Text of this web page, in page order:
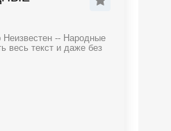
Неизвестен -- Народные
весь текст и даже без